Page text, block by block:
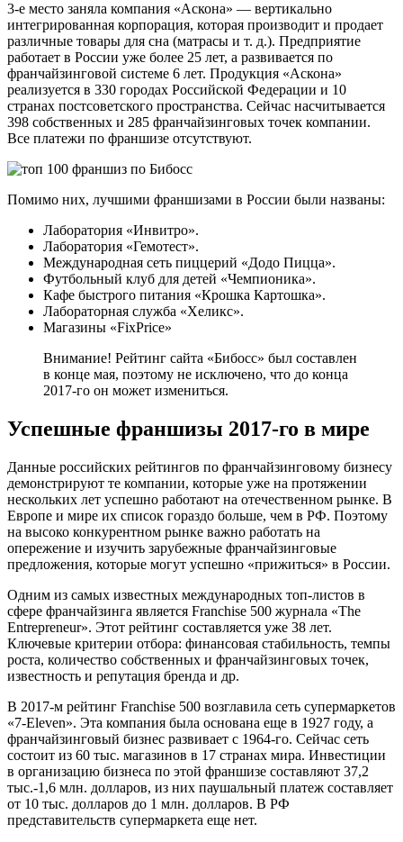
3-е место заняла компания «Аскона» — вертикально
интегрированная корпорация, которая производит и продает
различные товары для сна (матрасы и т. д.). Предприятие
работает в России уже более 25 лет, а развивается по
франчайзинговой системе 6 лет. Продукция «Аскона»
реализуется в 330 городах Российской Федерации и 10
странах постсоветского пространства. Сейчас насчитывается
398 собственных и 285 франчайзинговых точек компании.
Все платежи по франшизе отсутствуют.
Помимо них, лучшими франшизами в России были названы:
Лаборатория «Инвитро».
Лаборатория «Гемотест».
Международная сеть пиццерий «Додо Пицца».
Футбольный клуб для детей «Чемпионика».
Кафе быстрого питания «Крошка Картошка».
Лабораторная служба «Хеликс».
Магазины «FixPrice»
Внимание! Рейтинг сайта «Бибосс» был составлен
в конце мая, поэтому не исключено, что до конца
2017-го он может измениться.
Успешные франшизы 2017-го в мире
Данные российских рейтингов по франчайзинговому бизнесу
демонстрируют те компании, которые уже на протяжении
нескольких лет успешно работают на отечественном рынке. В
Европе и мире их список гораздо больше, чем в РФ. Поэтому
на высоко конкурентном рынке важно работать на
опережение и изучить зарубежные франчайзинговые
предложения, которые могут успешно «прижиться» в России.
Одним из самых известных международных топ-листов в
сфере франчайзинга является Franchise 500 журнала «The
Entrepreneur». Этот рейтинг составляется уже 38 лет.
Ключевые критерии отбора: финансовая стабильность, темпы
роста, количество собственных и франчайзинговых точек,
известность и репутация бренда и др.
В 2017-м рейтинг Franchise 500 возглавила сеть супермаркетов
«7-Eleven». Эта компания была основана еще в 1927 году, а
франчайзинговый бизнес развивает с 1964-го. Сейчас сеть
состоит из 60 тыс. магазинов в 17 странах мира. Инвестиции
в организацию бизнеса по этой франшизе составляют 37,2
тыс.-1,6 млн. долларов, из них паушальный платеж составляет
от 10 тыс. долларов до 1 млн. долларов. В РФ
представительств супермаркета еще нет.